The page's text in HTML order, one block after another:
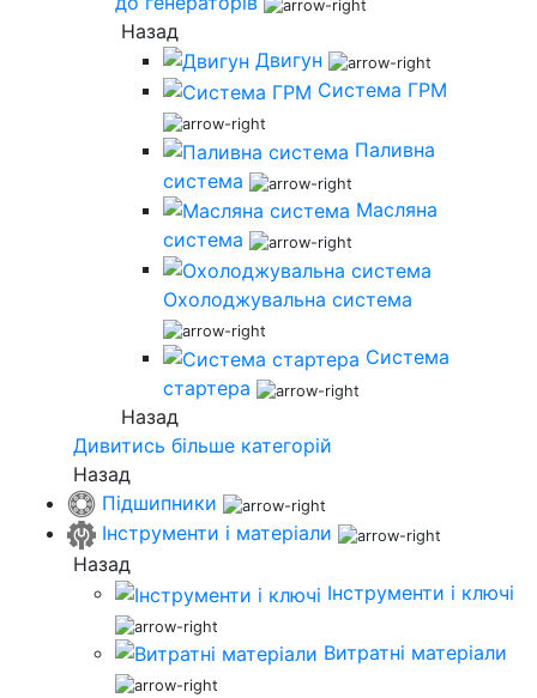
Назад
Двигун
Система ГРМ
Паливна
система
Масляна
система
Охолоджувальна система
Система
стартера
Назад
Дивитись більше категорій
Назад
Підшипники
Інструменти і матеріали
Назад
Інструменти і ключі
Витратні матеріали